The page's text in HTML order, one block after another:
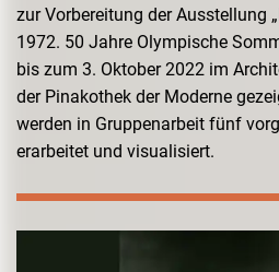
zur Vorbereitung der Ausstellung
1972. 50 Jahre Olympische
bis zum 3. Oktober 2022 im
der Pinakothek der Moderne
werden in Gruppenarbeit fünf
erarbeitet und visualisiert.